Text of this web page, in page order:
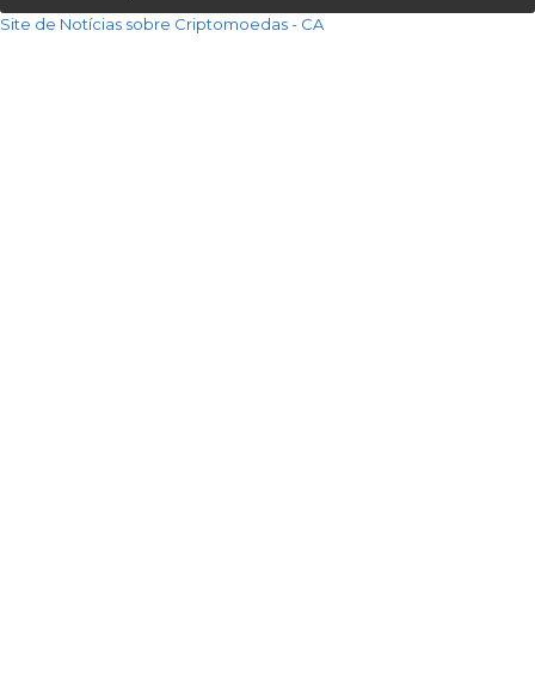
Site de Notícias sobre Criptomoedas - CA